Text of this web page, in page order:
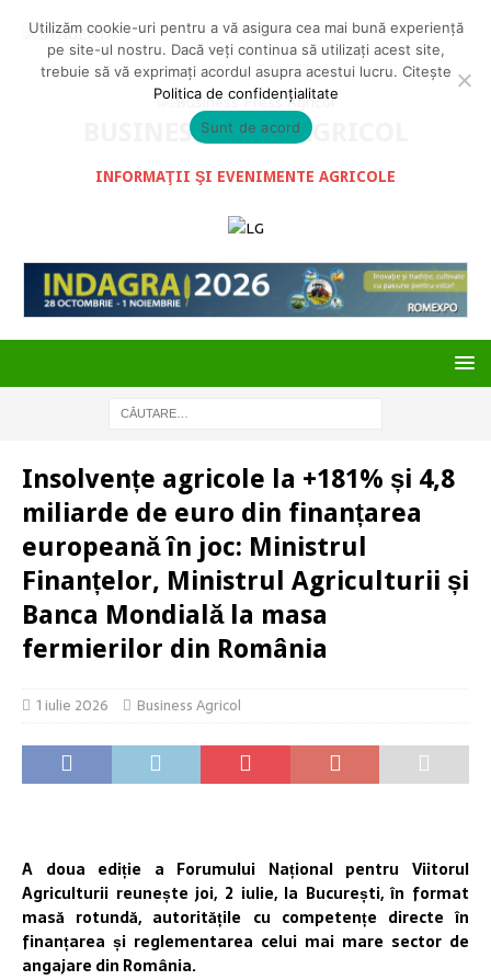
BUSINESS PRESS AGRICOL
INFORMAŢII ŞI EVENIMENTE AGRICOLE
Insolvențe agricole la +181% și 4,8
miliarde de euro din finanțarea
europeană în joc: Ministrul
Finanțelor, Ministrul Agriculturii și
Banca Mondială la masa
fermierilor din România
1 iulie 2026 Business Agricol
A doua ediție a Forumului Național pentru Viitorul
Agriculturii reunește joi, 2 iulie, la București, în format
masă rotundă, autoritățile cu competențe directe în
finanțarea și reglementarea celui mai mare sector de
angajare din România.
Utilizăm cookie-uri pentru a vă asigura cea mai bună experiență
pe site-ul nostru. Dacă veți continua să utilizați acest site,
trebuie să vă exprimați acordul asupra acestui lucru. Citește
Politica de confidențialitate
Sunt de acord